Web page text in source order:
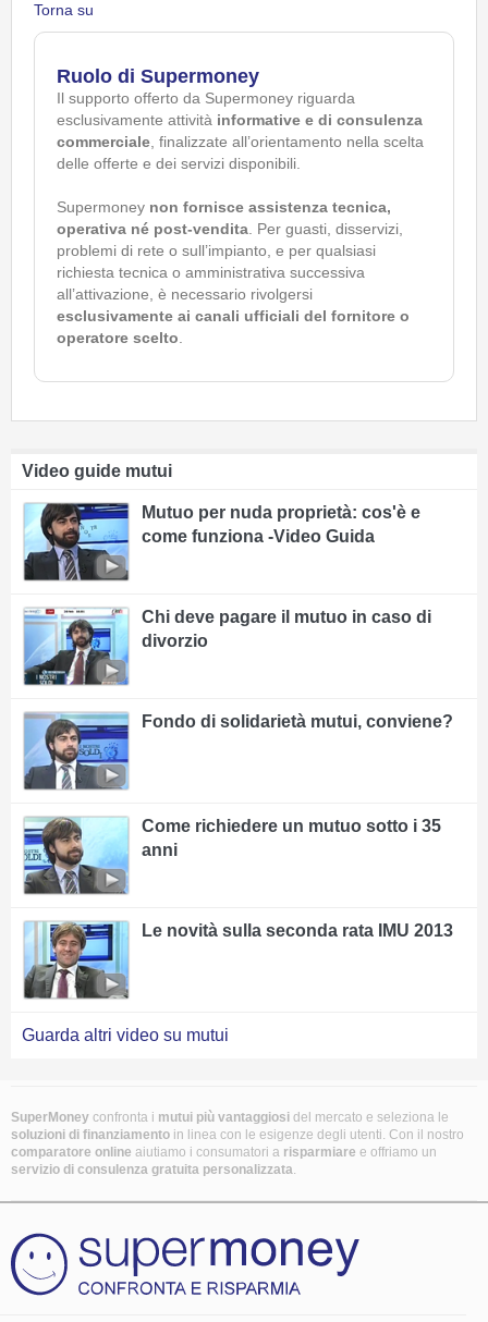
Torna su
Ruolo di Supermoney
Il supporto offerto da Supermoney riguarda
esclusivamente attività informative e di consulenza
commerciale , finalizzate all’orientamento nella scelta
delle offerte e dei servizi disponibili.
Supermoney non fornisce assistenza tecnica,
operativa né post-vendita . Per guasti, disservizi,
problemi di rete o sull’impianto, e per qualsiasi
richiesta tecnica o amministrativa successiva
all’attivazione, è necessario rivolgersi
esclusivamente ai canali ufficiali del fornitore o
operatore scelto
Video guide mutui
Mutuo per nuda proprietà: cos'è e
come funziona -Video Guida
Chi deve pagare il mutuo in caso di
divorzio
Fondo di solidarietà mutui, conviene?
Come richiedere un mutuo sotto i 35
anni
Le novità sulla seconda rata IMU 2013
Guarda altri video su mutui
SuperMoney confronta i mutui più vantaggiosi del mercato e seleziona le
soluzioni di finanziamento in linea con le esigenze degli utenti. Con il nostro
comparatore online aiutiamo i consumatori a risparmiare e offriamo un
servizio di consulenza gratuita personalizzata.